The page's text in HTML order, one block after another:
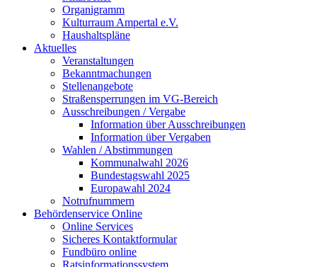
Organigramm
Kulturraum Ampertal e.V.
Haushaltspläne
Aktuelles
Veranstaltungen
Bekanntmachungen
Stellenangebote
Straßensperrungen im VG-Bereich
Ausschreibungen / Vergabe
Information über Ausschreibungen
Information über Vergaben
Wahlen / Abstimmungen
Kommunalwahl 2026
Bundestagswahl 2025
Europawahl 2024
Notrufnummern
Behördenservice Online
Online Services
Sicheres Kontaktformular
Fundbüro online
Ratsinformationssystem